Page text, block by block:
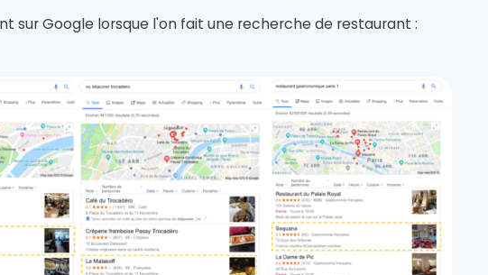
sur Google lorsque l'on fait une recherche de restaurant :